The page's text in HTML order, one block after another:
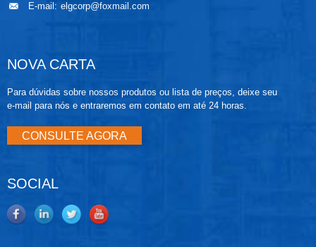
E-mail: elgcorp@foxmail.com
NOVA CARTA
Para dúvidas sobre nossos produtos ou lista de preços, deixe seu
e-mail para nós e entraremos em contato em até 24 horas.
CONSULTE AGORA
SOCIAL